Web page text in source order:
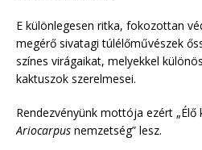
E különlegesen ritka, fokozottan
megérő sivatagi túlélőművészek
színes virágaikat, melyekkel
kaktuszok szerelmesei.
Rendezvényünk mottója ezért „Élő
Ariocarpus nemzetség” lesz.